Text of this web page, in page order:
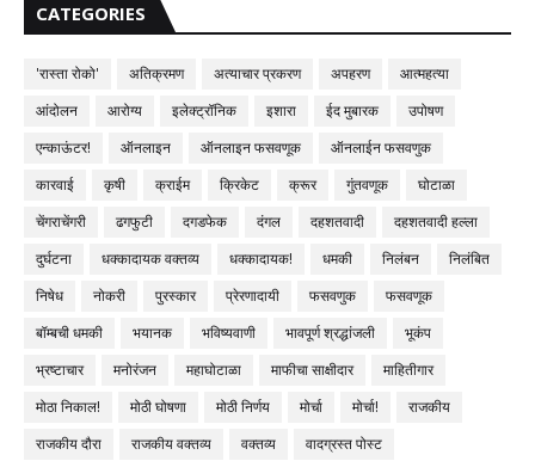
CATEGORIES
'रास्ता रोको' अतिक्रमण अत्याचार प्रकरण अपहरण
आत्महत्या
आंदोलन
आरोग्य इलेक्ट्रॉनिक इशारा ईद मुबारक
उपोषण
एन्काऊंटर!
ऑनलाइन ऑनलाइन फसवणूक
ऑनलाईन फसवणुक
कारवाई
कृषी क्राईम क्रिकेट क्रूर गुंतवणूक
घोटाळा
चेंगराचेंगरी
ढगफुटी दगडफेक दंगल दहशतवादी
दहशतवादी हल्ला
दुर्घटना
धक्कादायक वक्तव्य धक्कादायक! धमकी निलंबन
निलंबित
निषेध
नोकरी पुरस्कार प्रेरणादायी फसवणुक
फसवणूक
बॉम्बची धमकी
भयानक भविष्यवाणी भावपूर्ण श्रद्धांजली
भूकंप
भ्रष्टाचार
मनोरंजन महाघोटाळा माफीचा साक्षीदार
माहितीगार
मोठा निकाल!
मोठी घोषणा मोठी निर्णय मोर्चा मोर्चा!
राजकीय
राजकीय दौरा
राजकीय वक्तव्य वक्तव्य
वादग्रस्त पोस्ट